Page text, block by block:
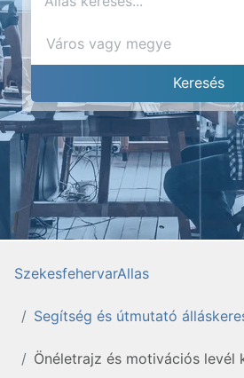
SzekesfehervarAllas
Segítség és útmutató
Önéletrajz és motivációs levél